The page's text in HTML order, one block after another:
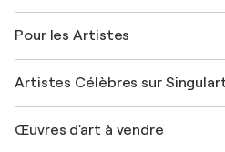
Offrir une carte cadeau
Rejoignez notre programme
Mon compte
+33 1 76 44 06 42
FAQ
Magazine Singulart
Emplois
Découvrez une sélection d'art
Pour les Artistes
Se connecter en tant qu'Artiste
Artistes Célèbres sur
Marc Chagall
Œuvres d'art à vendre